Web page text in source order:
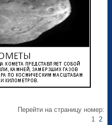
Перейти на страницу номер:
1 2